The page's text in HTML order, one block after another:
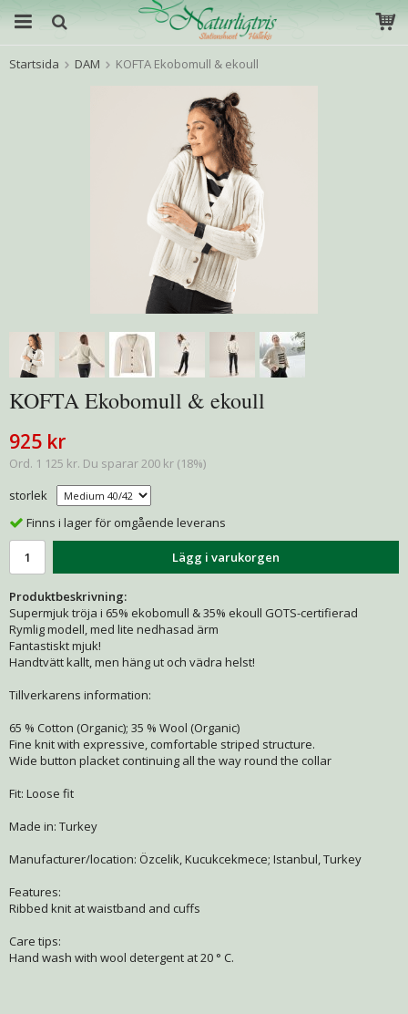
Startsida DAM KOFTA Ekobomull & ekoull
KOFTA Ekobomull & ekoull
925 kr
Ord. 1 125 kr. Du sparar200 kr (18%)
storlek
Finns i lager för omgående leverans
Lägg i varukorgen
Produktbeskrivning:
Supermjuk tröja i 65% ekobomull & 35% ekoull GOTS-certifierad
Rymlig modell, med lite nedhasad ärm
Fantastiskt mjuk!
Handtvätt kallt, men häng ut och vädra helst!
Tillverkarens information:
65 % Cotton (Organic); 35 % Wool (Organic)
Fine knit with expressive, comfortable striped structure.
Wide button placket continuing all the way round the collar
Fit: Loose fit
Made in: Turkey
Manufacturer/location: Özcelik, Kucukcekmece; Istanbul, Turkey
Features:
Ribbed knit at waistband and cuffs
Care tips:
Hand wash with wool detergent at 20 ° C.